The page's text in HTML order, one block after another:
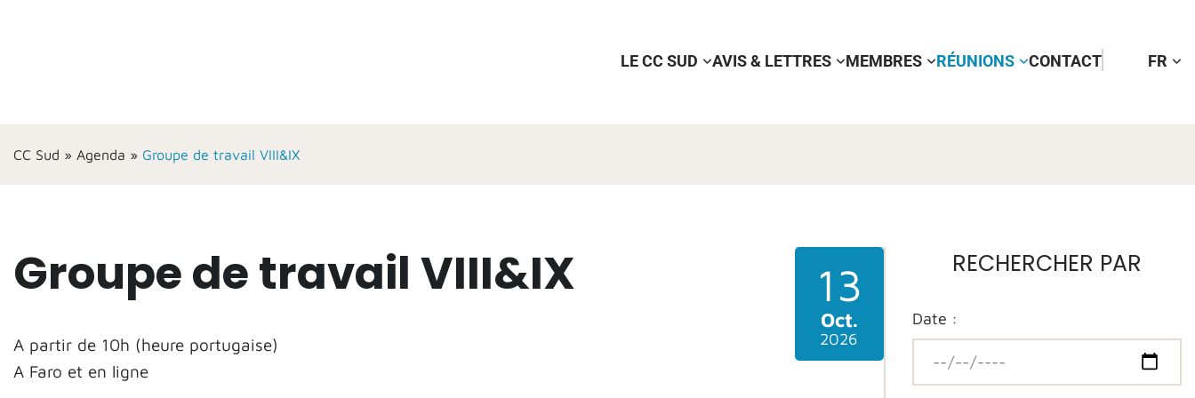
LE CC SUD AVIS & LETTRES MEMBRES RÉUNIONS CONTACT FR
CC Sud » Agenda » Groupe de travail VIII&IX
Groupe de travail VIII&IX
A partir de 10h (heure portugaise)
A Faro et en ligne
13
Oct.
2026
RECHERCHER PAR
Date :